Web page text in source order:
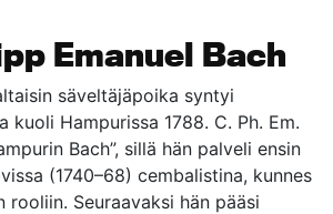
Emanuel Bach
säveltäjäpoika syntyi
kuoli Hampurissa 1788. C. Ph. Em.
Bach”, sillä hän palveli ensin
(1740–68) cembalistina, kunnes
rooliin. Seuraavaksi hän pääsi